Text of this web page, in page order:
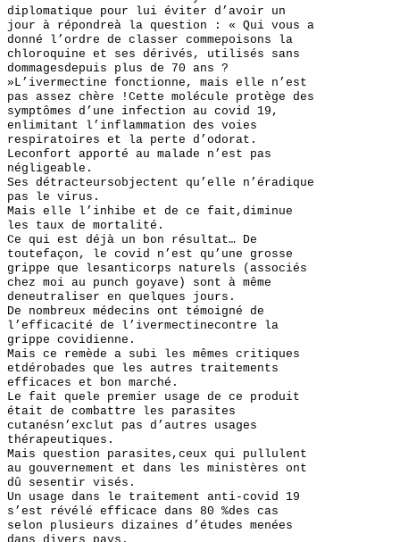
diplomatique pour lui éviter d’avoir un
jour à répondreà la question : « Qui vous a
donné l’ordre de classer commepoisons la
chloroquine et ses dérivés, utilisés sans
dommagesdepuis plus de 70 ans ?
»L’ivermectine fonctionne, mais elle n’est
pas assez chère !Cette molécule protège des
symptômes d’une infection au covid 19,
enlimitant l’inflammation des voies
respiratoires et la perte d’odorat.
Leconfort apporté au malade n’est pas
négligeable.
Ses détracteursobjectent qu’elle n’éradique
pas le virus.
Mais elle l’inhibe et de ce fait,diminue
les taux de mortalité.
Ce qui est déjà un bon résultat… De
toutefaçon, le covid n’est qu’une grosse
grippe que lesanticorps naturels (associés
chez moi au punch goyave) sont à même
deneutraliser en quelques jours.
De nombreux médecins ont témoigné de
l’efficacité de l’ivermectinecontre la
grippe covidienne.
Mais ce remède a subi les mêmes critiques
etdérobades que les autres traitements
efficaces et bon marché.
Le fait quele premier usage de ce produit
était de combattre les parasites
cutanésn’exclut pas d’autres usages
thérapeutiques.
Mais question parasites,ceux qui pullulent
au gouvernement et dans les ministères ont
dû sesentir visés.
Un usage dans le traitement anti-covid 19
s’est révélé efficace dans 80 %des cas
selon plusieurs dizaines d’études menées